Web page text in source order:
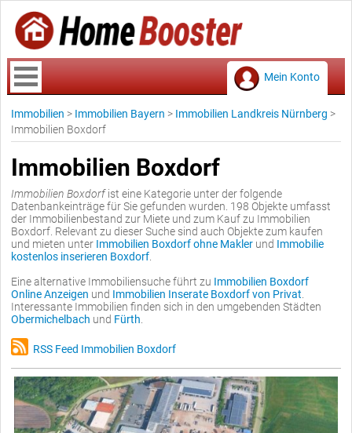
Mein Konto
Immobilien > Immobilien Bayern > Immobilien Landkreis Nürnberg >
Immobilien Boxdorf
Immobilien Boxdorf
Immobilien Boxdorfist eine Kategorie unter der folgende
Datenbankeinträge für Sie gefunden wurden. 198 Objekte umfasst
der Immobilienbestand zur Miete und zum Kauf zu Immobilien
Boxdorf. Relevant zu dieser Suche sind auch Objekte zum kaufen
und mieten unter Immobilien Boxdorf ohne Makler und Immobilie
kostenlos inserieren Boxdorf
Eine alternative Immobiliensuche führt zu Immobilien Boxdorf
Online Anzeigen und Immobilien Inserate Boxdorf von Privat
Interessante Immobilien finden sich in den umgebenden Städten
Obermichelbach und Fürth
RSS Feed Immobilien Boxdorf